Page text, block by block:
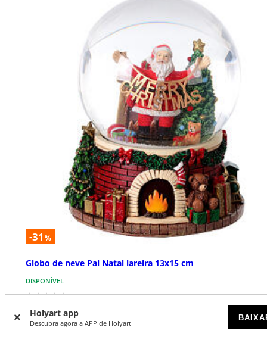
Holyart app
Descubra agora a APP de Holyart
-31 %
Globo de neve Pai Natal lareira 13x15 cm
DISPONÍVEL
€ 24,90 € 35,90